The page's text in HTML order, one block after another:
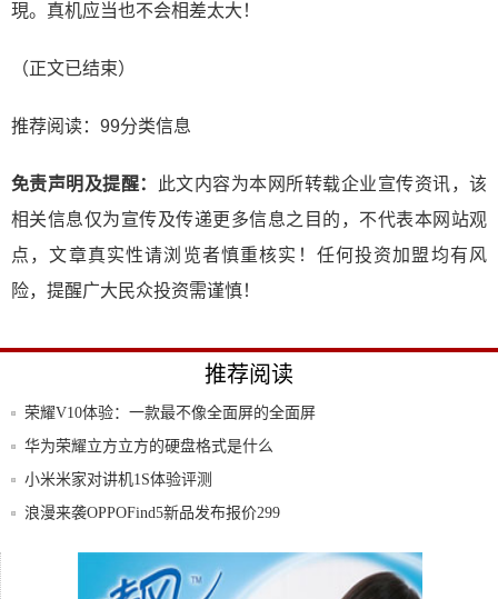
現。真机应当也不会相差太大！
（正文已结束）
推荐阅读： 99分类信息
免责声明及提醒：
此文内容为本网所转载企业宣传资讯，该
相关信息仅为宣传及传递更多信息之目的，不代表本网站观
点，文章真实性请浏览者慎重核实！任何投资加盟均有风
险，提醒广大民众投资需谨慎！
推荐阅读
荣耀V10体验：一款最不像全面屏的全面屏
手机
华为荣耀立方立方的硬盘格式是什么
小米米家对讲机1S体验评测
浪漫来袭OPPOFind5新品发布报价299
中兴首款千元金属手机威武3 专为吊打大神